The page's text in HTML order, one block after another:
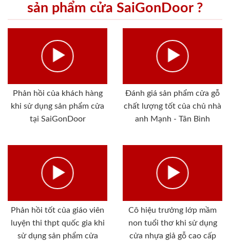
sản phẩm cửa SaiGonDoor ?
Phản hồi của khách hàng
khi sử dụng sản phẩm cửa
tại SaiGonDoor
Đánh giá sản phẩm cửa gỗ
chất lượng tốt của chủ nhà
anh Mạnh - Tân Bình
Phản hồi tốt của giáo viên
luyện thi thpt quốc gia khi
sử dụng sản phẩm cửa
Cô hiệu trưởng lớp mầm
non tuổi thơ khi sử dụng
cửa nhựa giả gỗ cao cấp